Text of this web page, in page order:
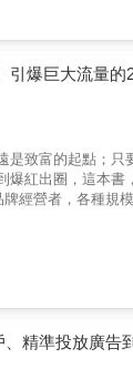
斷下滑，有沒有
在你擅長的領域成
心法：Step 1. 成
感，擁有鐵粉大
甚至是打造電商爆
，具體傳授你所
者的信心。《專
涯。
爆巨大流量的
是致富的起點；
爆紅出圈，這本
經營者，各種規
面對千變萬化的
平台一招萬用？▌
平台獲得流量，
社群平台如何變
客戶，建立夢想
精準投放廣告